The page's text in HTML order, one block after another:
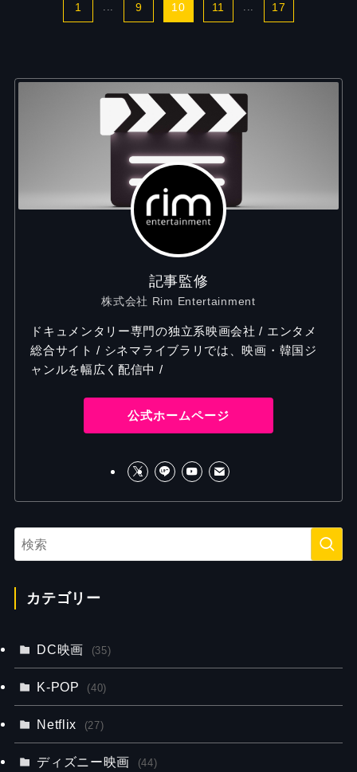
1 9 10 11 17
記事監修
株式会社 Rim Entertainment
ドキュメンタリー専門の独立系映画会社 / エンタメ
総合サイト / シネマライブラリでは、映画・韓国ジ
ャンルを幅広く配信中 /
公式ホームページ
カテゴリー
DC映画 (35)
K-POP (40)
Netflix (27)
ディズニー映画 (44)